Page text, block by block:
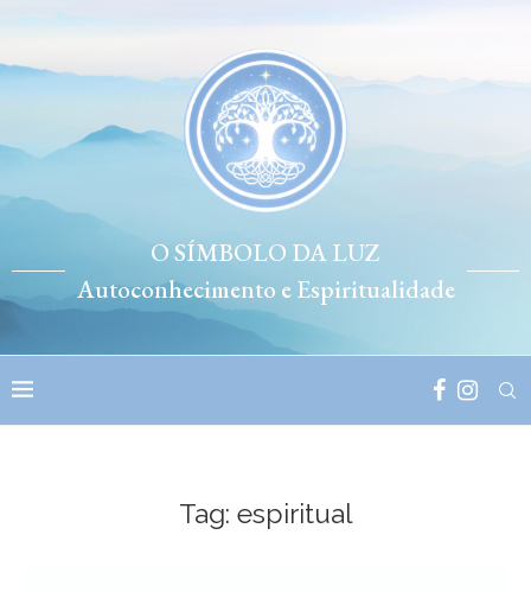
O SÍMBOLO DA LUZ
Autoconhecimento e Espiritualidade
Tag: espiritual